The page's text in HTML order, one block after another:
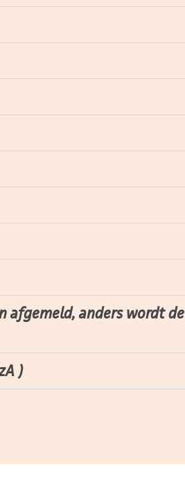
afgemeld, anders wordt de
)